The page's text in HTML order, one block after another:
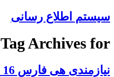
سیستم اطلاع رسانی
Tag Archives for های اسفند
نیازمندی هی فارس 16 اسفند 96